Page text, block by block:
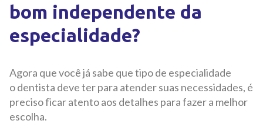
bom independente da
especialidade?
Agora que você já sabe que tipo de especialidade
o dentista deve ter para atender suas necessidades, é
preciso ficar atento aos detalhes para fazer a melhor
escolha.